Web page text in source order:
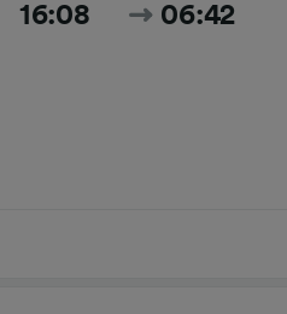
16:08 06:42